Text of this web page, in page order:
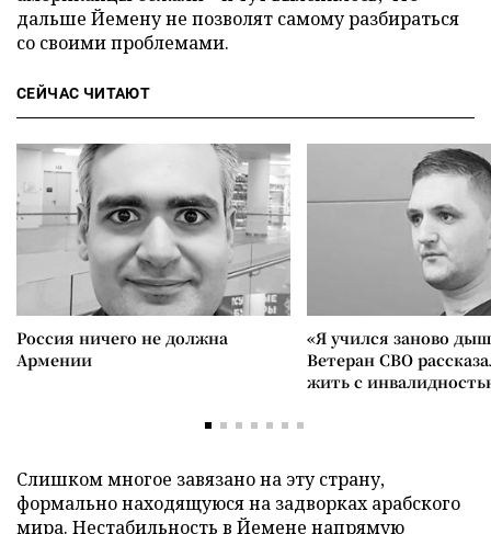
дальше Йемену не позволят самому разбираться
со своими проблемами.
СЕЙЧАС ЧИТАЮТ
Россия ничего не должна
Армении
«Я учился заново
Ветеран СВО
жить с
Слишком многое завязано на эту страну,
формально находящуюся на задворках арабского
мира. Нестабильность в Йемене напрямую